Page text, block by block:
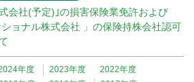
会社(予定)｣の損害保険業免許および
ショナル株式会社 」の保険持株会社認可
年度 2023年度
2022年度